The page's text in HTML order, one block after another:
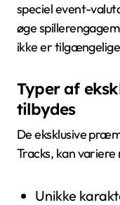
speciel event-
øge
ikke er
Typer af
tilbydes
De eksklusive
Tracks, kan
Unikke